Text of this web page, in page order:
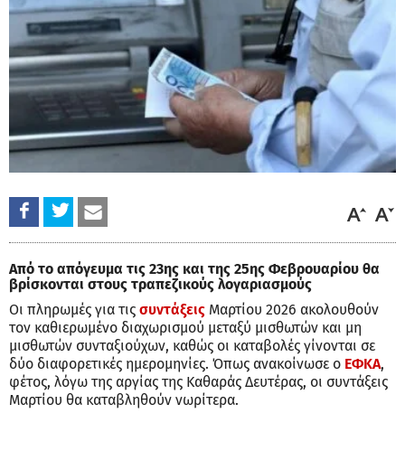
Από το απόγευμα τις 23ης και της 25ης Φεβρουαρίου θα
βρίσκονται στους τραπεζικούς λογαριασμούς
Οι πληρωμές για τις συντάξεις Μαρτίου 2026 ακολουθούν
τον καθιερωμένο διαχωρισμού μεταξύ μισθωτών και μη
μισθωτών συνταξιούχων, καθώς οι καταβολές γίνονται σε
δύο διαφορετικές ημερομηνίες. Όπως ανακοίνωσε ο ΕΦΚΑ,
φέτος, λόγω της αργίας της Καθαράς Δευτέρας, οι συντάξεις
Μαρτίου θα καταβληθούν νωρίτερα.